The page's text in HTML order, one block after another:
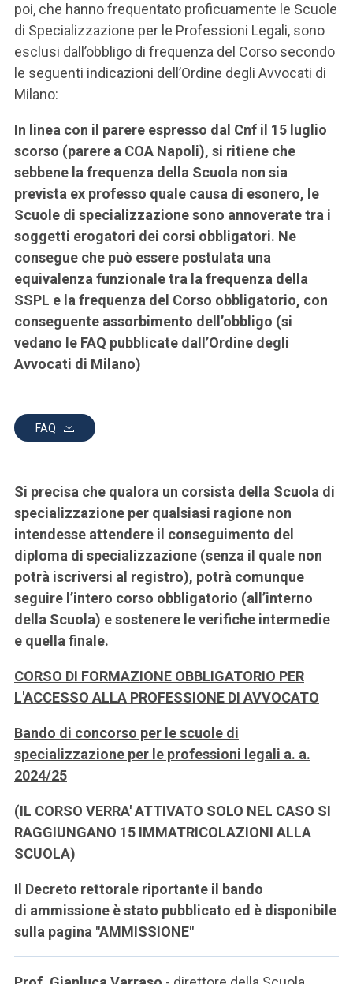
poi, che hanno frequentato proficuamente le Scuole
di Specializzazione per le Professioni Legali, sono
esclusi dall’obbligo di frequenza del Corso secondo
le seguenti indicazioni dell’Ordine degli Avvocati di
Milano:
In linea con il parere espresso dal Cnf il 15 luglio
scorso (parere a COA Napoli), si ritiene che
sebbene la frequenza della Scuola non sia
prevista ex professo quale causa di esonero, le
Scuole di specializzazione sono annoverate tra i
soggetti erogatori dei corsi obbligatori. Ne
consegue che può essere postulata una
equivalenza funzionale tra la frequenza della
SSPL e la frequenza del Corso obbligatorio, con
conseguente assorbimento dell’obbligo (si
vedano le FAQ pubblicate dall’Ordine degli
Avvocati di Milano)
FAQ
Si precisa che qualora un corsista della Scuola di
specializzazione per qualsiasi ragione non
intendesse attendere il conseguimento del
diploma di specializzazione (senza il quale non
potrà iscriversi al registro), potrà comunque
seguire l’intero corso obbligatorio (all’interno
della Scuola) e sostenere le verifiche intermedie
e quella finale.
CORSO DI FORMAZIONE OBBLIGATORIO PER
L'ACCESSO ALLA PROFESSIONE DI AVVOCATO
Bando di concorso per le scuole di
specializzazione per le professioni legali a. a.
2024/25
(IL CORSO VERRA' ATTIVATO SOLO NEL CASO SI
RAGGIUNGANO 15 IMMATRICOLAZIONI ALLA
SCUOLA)
Il Decreto rettorale riportante il bando
di ammissione è stato pubblicato ed è disponibile
sulla pagina "AMMISSIONE"